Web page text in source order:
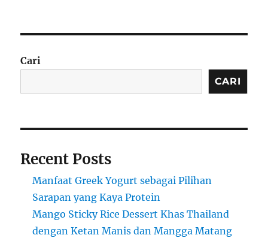
Cari
CARI
Recent Posts
Manfaat Greek Yogurt sebagai Pilihan
Sarapan yang Kaya Protein
Mango Sticky Rice Dessert Khas Thailand
dengan Ketan Manis dan Mangga Matang